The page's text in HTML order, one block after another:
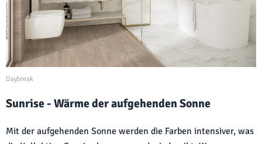
Daybreak
Sunrise - Wärme der aufgehenden Sonne
Mit der aufgehenden Sonne werden die Farben intensiver, was